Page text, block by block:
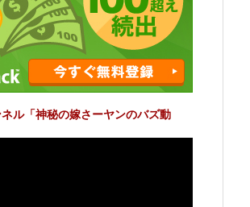
ル「神秘の嫁さーヤンのバズ動